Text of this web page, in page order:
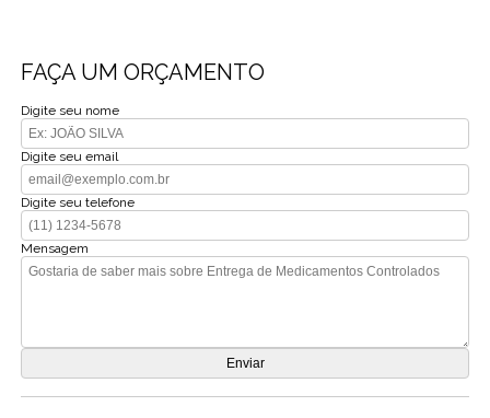
FAÇA UM ORÇAMENTO
Digite seu nome
Digite seu email
Digite seu telefone
Mensagem